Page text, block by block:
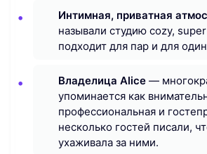
Интимная, приватная
называли студию cozy,
подходит для пар и для
Владелица Alice —
упоминается как
профессиональная и
несколько гостей писали,
ухаживала за ними.